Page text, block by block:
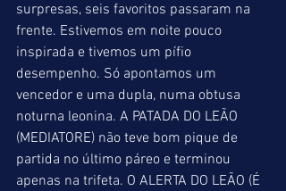
surpresas, seis favoritos passaram na
frente. Estivemos em noite pouco
inspirada e tivemos um pífio
desempenho. Só apontamos um
vencedor e uma dupla, numa obtusa
noturna leonina. A PATADA DO LEÃO
(MEDIATORE) não teve bom pique de
partida no último páreo e terminou
apenas na trifeta. O ALERTA DO LEÃO (É